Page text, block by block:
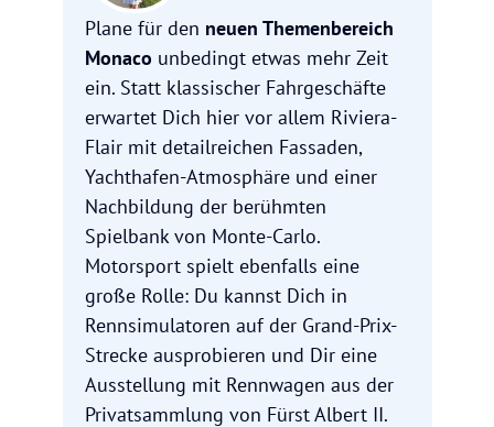
Plane für den neuen Themenbereich
Monaco unbedingt etwas mehr Zeit
ein. Statt klassischer Fahrgeschäfte
erwartet Dich hier vor allem Riviera-
Flair mit detailreichen Fassaden,
Yachthafen-Atmosphäre und einer
Nachbildung der berühmten
Spielbank von Monte-Carlo.
Motorsport spielt ebenfalls eine
große Rolle: Du kannst Dich in
Rennsimulatoren auf der Grand-Prix-
Strecke ausprobieren und Dir eine
Ausstellung mit Rennwagen aus der
Privatsammlung von Fürst Albert II.